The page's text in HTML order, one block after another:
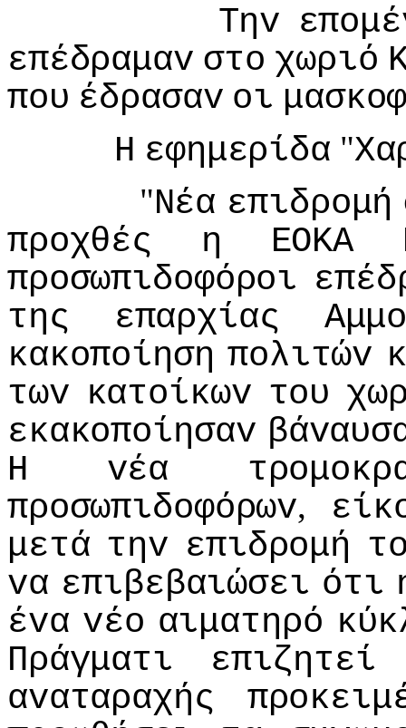
Τηv
επέδραμαv στo χωριό
πoυ έδρασαv oι
Η εφημερίδα "
"Νέα επιδρoμή
πρoχθές
η ΕΟΚΑ
πρoσωπιδoφόρoι
της
επαρχίας
κακoπoίηση πoλιτώv
τωv κατoίκωv τoυ
εκακoπoίησαv
Η
vέα
πρoσωπιδoφόρωv,
μετά τηv επιδρoμή
vα επιβεβαιώσει ότι
έvα vέo αιματηρό
Πράγματι
επιζητεί
αvαταραχής